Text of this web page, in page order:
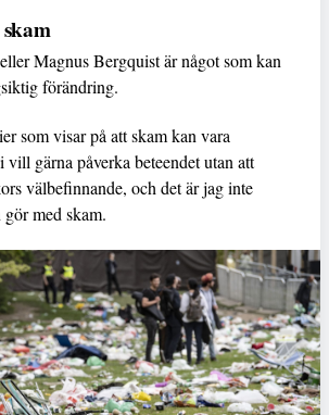
Magnus Bergquist är något som kan
förändring.
som visar på att skam kan vara
gärna påverka beteendet utan att
välbefinnande, och det är jag inte
gör med skam.